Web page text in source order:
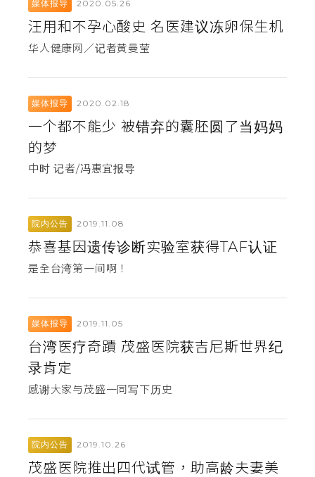
媒体报导 2020.05.26
汪用和不孕心酸史 名医建议冻卵保生机
华人健康网／记者黄曼莹
媒体报导 2020.02.18
一个都不能少 被错弃的囊胚圆了当妈妈
的梦
中时 记者/冯惠宜报导
院内公告 2019.11.08
恭喜基因遗传诊断实验室获得TAF认证
是全台湾第一间啊！
媒体报导 2019.11.05
台湾医疗奇蹟 茂盛医院获吉尼斯世界纪
录肯定
感谢大家与茂盛一同写下历史
院内公告 2019.10.26
茂盛医院推出四代试管，助高龄夫妻美